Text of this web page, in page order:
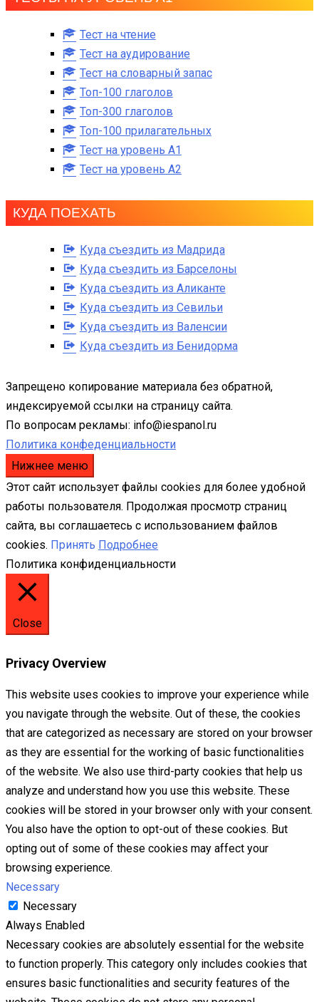
Тест на чтение
Тест на аудирование
Тест на словарный запас
Топ-100 глаголов
Топ-300 глаголов
Топ-100 прилагательных
Тест на уровень A1
Тест на уровень A2
КУДА ПОЕХАТЬ
Куда съездить из Мадрида
Куда съездить из Барселоны
Куда съездить из Аликанте
Куда съездить из Севильи
Куда съездить из Валенсии
Куда съездить из Бенидорма
Запрещено копирование материала без обратной,
индексируемой ссылки на страницу сайта.
По вопросам рекламы: info@iespanol.ru
Политика конфеденциальности
Нижнее меню
Этот сайт использует файлы cookies для более удобной
работы пользователя. Продолжая просмотр страниц
сайта, вы соглашаетесь с использованием файлов
cookies. Принять Подробнее
Политика конфиденциальности
Close
Privacy Overview
This website uses cookies to improve your experience while
you navigate through the website. Out of these, the cookies
that are categorized as necessary are stored on your browser
as they are essential for the working of basic functionalities
of the website. We also use third-party cookies that help us
analyze and understand how you use this website. These
cookies will be stored in your browser only with your consent.
You also have the option to opt-out of these cookies. But
opting out of some of these cookies may affect your
browsing experience.
Necessary
Necessary
Always Enabled
Necessary cookies are absolutely essential for the website
to function properly. This category only includes cookies that
ensures basic functionalities and security features of the